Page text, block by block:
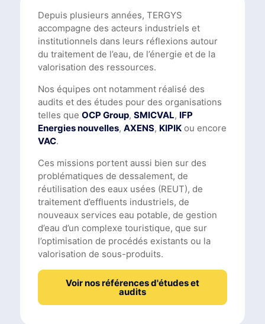
Depuis plusieurs années, TERGYS
accompagne des acteurs industriels et
institutionnels dans leurs réflexions autour
du traitement de l’eau, de l’énergie et de la
valorisation des ressources.
Nos équipes ont notamment réalisé des
audits et des études pour des organisations
telles que OCP Group, SMICVAL, IFP
Energies nouvelles, AXENS, KIPIK ou encore
VAC.
Ces missions portent aussi bien sur des
problématiques de dessalement, de
réutilisation des eaux usées (REUT), de
traitement d’effluents industriels, de
nouveaux services eau potable, de gestion
d’eau d’un complexe touristique, que sur
l’optimisation de procédés existants ou la
valorisation de sous-produits.
Voir nos références d'études et
audits